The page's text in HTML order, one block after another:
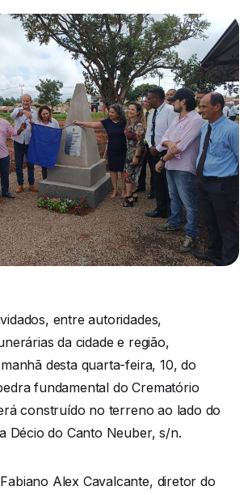
entre autoridades,
da cidade e região,
desta quarta-feira, 10, do
fundamental do Crematório
construído no terreno ao lado do
Décio do Canto Neuber, s/n.
Alex Cavalcante, diretor do